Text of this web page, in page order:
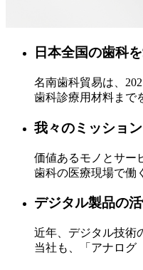
日本全国の歯科
名南歯科貿易は、
歯科診療用材料まで
我々のミッション
価値あるモノとサー
歯科の医療現場で働
デジタル製品の
近年、デジタル技術
当社も、「アナログ